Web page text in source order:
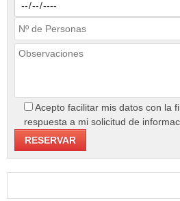
Acepto facilitar mis datos con la
respuesta a mi solicitud de